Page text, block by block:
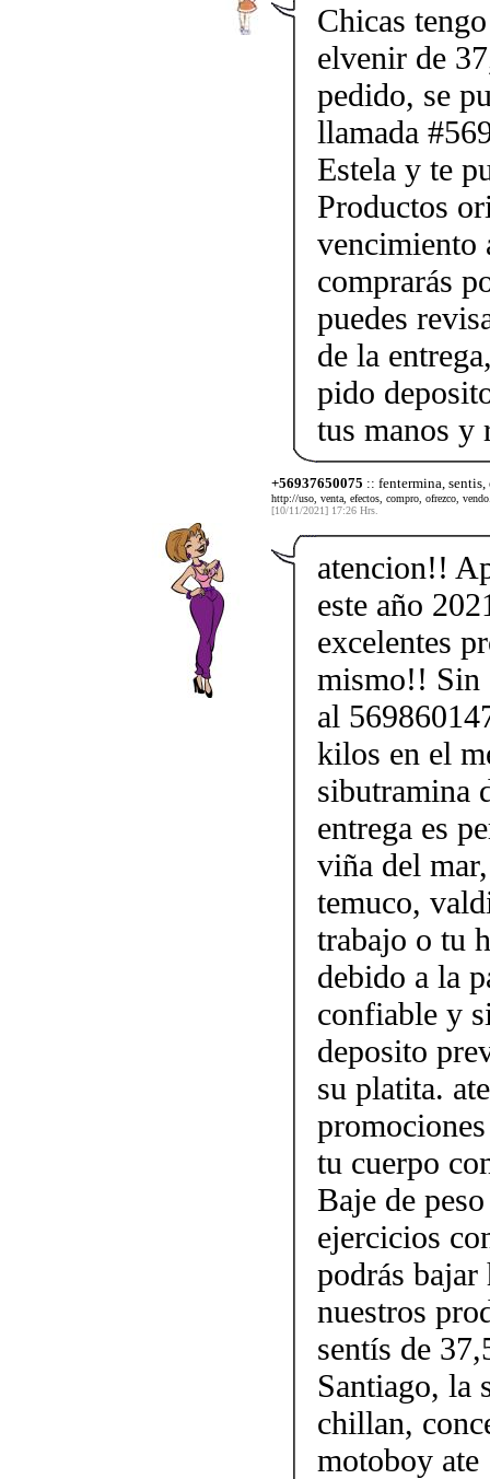
Chicas
elvenir de
pedido, se
llamada
Estela y te
Productos
vencimiento
comprarás
puedes
de la
pido
tus manos y
+56937650075 :: fentermina,
http://uso, venta, efectos, compro, ofrezco,
[10/11/2021] 17:26 Hrs.
atencion!!
este año
excelentes
mismo!! Sin
al
kilos en el
sibutramina
entrega es
viña del
temuco,
trabajo o tu
debido a la
confiable y
deposito
su platita.
tu cuerpo
Baje de
ejercicios
podrás bajar
nuestros
sentís de
Santiago, la
chillan,
motoboy ate